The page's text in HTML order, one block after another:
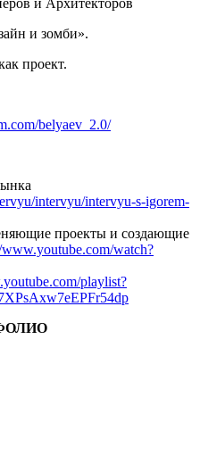
и зомби».
проект.
belyaev_2.0/
intervyu/intervyu-s-igorem-
проекты и создающие
www.youtube.com/watch?
playlist?